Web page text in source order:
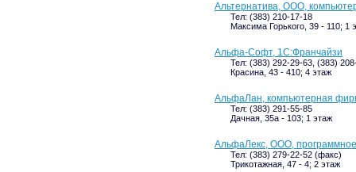
Альтернатива, ООО,
Тел: (383) 210-17-18
Максима Горького, 39 - 110; 1
Альфа-Софт, 1С:Франчайзи
Тел: (383) 292-29-63, (383)
Красина, 43 - 410; 4 этаж
АльфаЛан, компьютерная
Тел: (383) 291-55-85
Дачная, 35а - 103; 1 этаж
АльфаЛекс, ООО, программное
Тел: (383) 279-22-52 (факс)
Трикотажная, 47 - 4; 2 этаж